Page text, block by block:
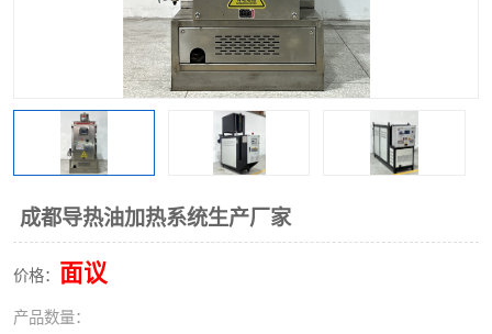
成都导热油加热系统生产厂家
价格： 面议
产品数量：